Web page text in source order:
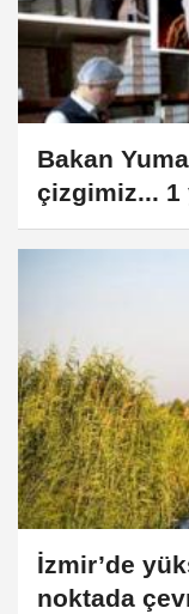
Bakan
çizgimiz... 1
denetimi
İzmir’de
noktada